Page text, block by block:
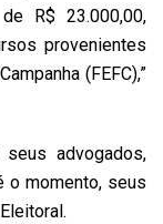
R$ 23.000,00,
provenientes
(FEFC),”
advogados,
o momento, seus